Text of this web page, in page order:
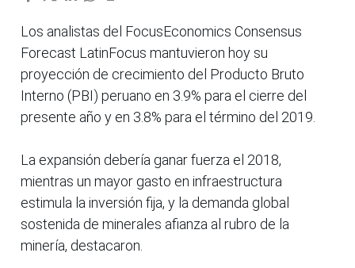
Los analistas del FocusEconomics Consensus
Forecast LatinFocus mantuvieron hoy su
proyección de crecimiento del Producto Bruto
Interno (PBI) peruano en 3.9% para el cierre del
presente año y en 3.8% para el término del 2019.
La expansión debería ganar fuerza el 2018,
mientras un mayor gasto en infraestructura
estimula la inversión fija, y la demanda global
sostenida de minerales afianza al rubro de la
minería, destacaron.